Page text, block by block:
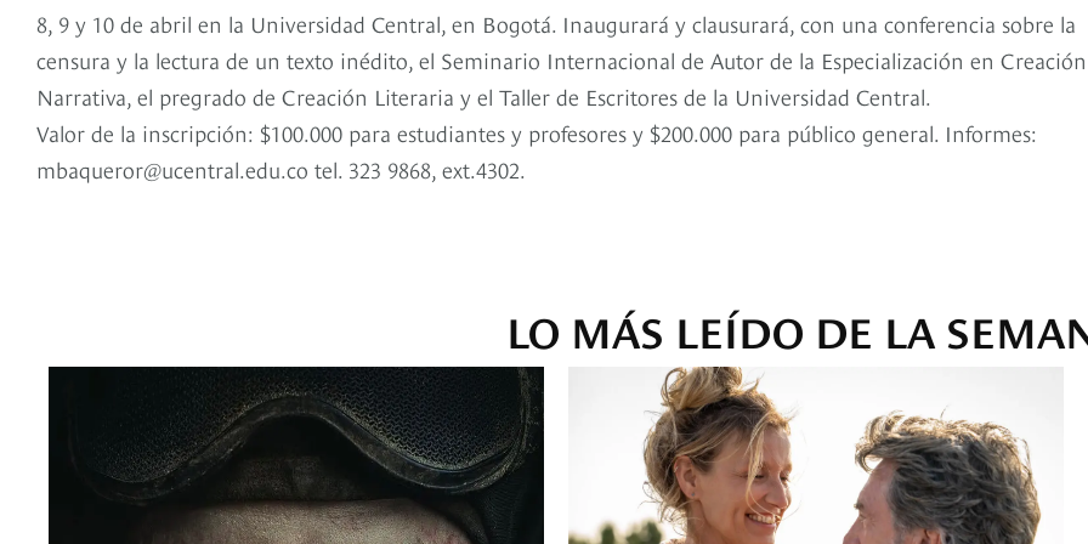
8, 9 y 10 de abril en la Universidad Central, en Bogotá. Inaugurará y clausurará, con una conferencia sobre la
censura y la lectura de un texto inédito, el Seminario Internacional de Autor de la Especialización en Creación
Narrativa, el pregrado de Creación Literaria y el Taller de Escritores de la Universidad Central.
Valor de la inscripción: $100.000 para estudiantes y profesores y $200.000 para público general. Informes:
mbaqueror@ucentral.edu.co tel. 323 9868, ext.4302.
LO MÁS LEÍDO DE LA